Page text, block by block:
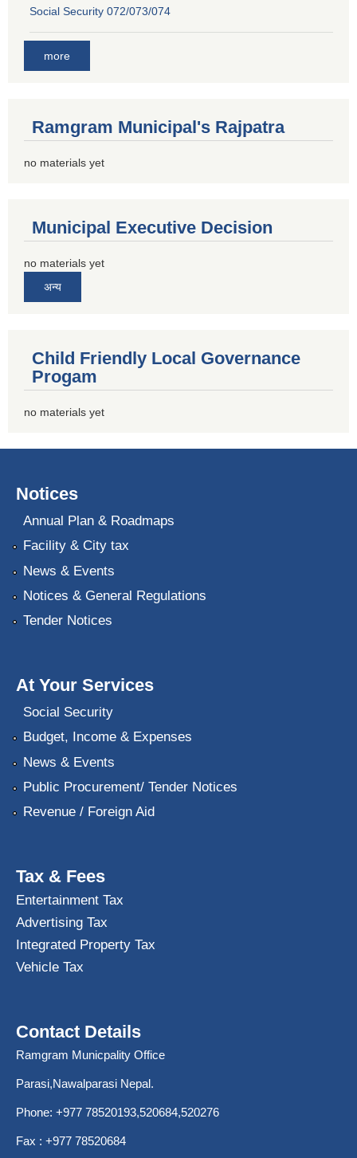
Social Security 072/073/074
more
Ramgram Municipal's Rajpatra
no materials yet
Municipal Executive Decision
no materials yet
अन्य
Child Friendly Local Governance
Progam
no materials yet
Notices
Annual Plan & Roadmaps
Facility & City tax
News & Events
Notices & General Regulations
Tender Notices
At Your Services
Social Security
Budget, Income & Expenses
News & Events
Public Procurement/ Tender Notices
Revenue / Foreign Aid
Tax & Fees
Entertainment Tax
Advertising Tax
Integrated Property Tax
Vehicle Tax
Contact Details
Ramgram Municpality Office
Parasi,Nawalparasi Nepal.
Phone: +977 78520193,520684,520276
Fax : +977 78520684